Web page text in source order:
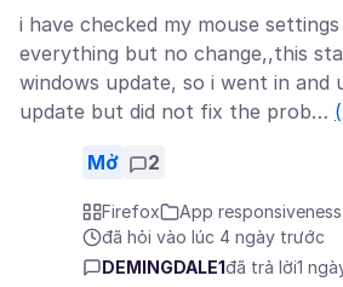
i have checked my mouse
everything but no change,,this
windows update, so i went in and
update but did not fix the prob…
Mở 2
Firefox
App responsiveness
đã hỏi vào lúc 4 ngày trước
DEMINGDALE1đã trả lời1